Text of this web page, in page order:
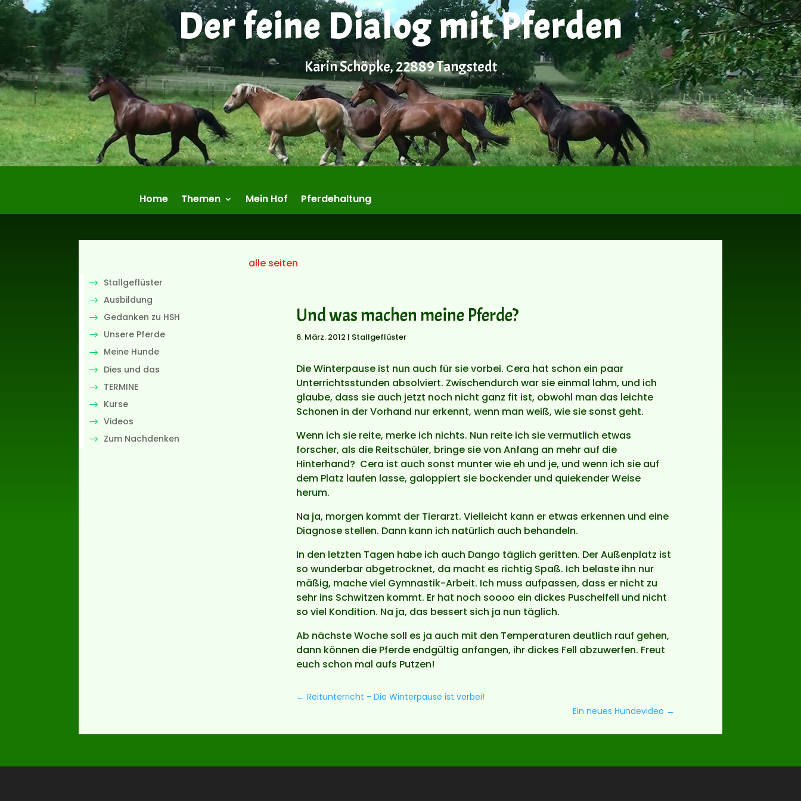
Der feine Dialog mit Pferden
Karin Schöpke, 22889 Tangstedt
Home Themen Mein Hof Pferdehaltung
Stallgeflüster
Ausbildung
Gedanken zu HSH
Unsere Pferde
Meine Hunde
Dies und das
TERMINE
Kurse
Videos
Zum Nachdenken
alle seiten
Und was machen meine Pferde?
6. März. 2012 | Stallgeflüster
Die Winterpause ist nun auch für sie vorbei. Cera hat schon ein paar
Unterrichtsstunden absolviert. Zwischendurch war sie einmal lahm, und ich
glaube, dass sie auch jetzt noch nicht ganz fit ist, obwohl man das leichte
Schonen in der Vorhand nur erkennt, wenn man weiß, wie sie sonst geht.
Wenn ich sie reite, merke ich nichts. Nun reite ich sie vermutlich etwas
forscher, als die Reitschüler, bringe sie von Anfang an mehr auf die
Hinterhand? Cera ist auch sonst munter wie eh und je, und wenn ich sie auf
dem Platz laufen lasse, galoppiert sie bockender und quiekender Weise
herum.
Na ja, morgen kommt der Tierarzt. Vielleicht kann er etwas erkennen und eine
Diagnose stellen. Dann kann ich natürlich auch behandeln.
In den letzten Tagen habe ich auch Dango täglich geritten. Der Außenplatz ist
so wunderbar abgetrocknet, da macht es richtig Spaß. Ich belaste ihn nur
mäßig, mache viel Gymnastik-Arbeit. Ich muss aufpassen, dass er nicht zu
sehr ins Schwitzen kommt. Er hat noch soooo ein dickes Puschelfell und nicht
so viel Kondition. Na ja, das bessert sich ja nun täglich.
Ab nächste Woche soll es ja auch mit den Temperaturen deutlich rauf gehen,
dann können die Pferde endgültig anfangen, ihr dickes Fell abzuwerfen. Freut
euch schon mal aufs Putzen!
← Reitunterricht - Die Winterpause ist vorbei!
Ein neues Hundevideo →